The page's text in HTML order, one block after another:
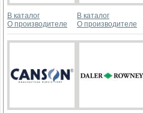
В каталог
О производителе
В каталог
О производителе